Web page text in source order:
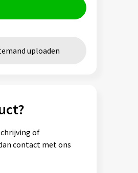
uploaden
of
contact met ons